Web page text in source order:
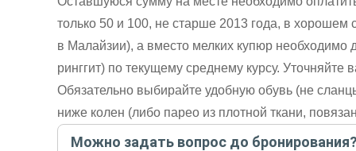
только 50 и 100, не старше 2013 года, в
в Малайзии), а вместо мелких купюр необходимо
ринггит) по текущему среднему курсу. Уточняйте
Обязательно выбирайте удобную обувь (не
ниже колен (либо парео из плотной ткани,
Можно задать вопрос до бронирования?